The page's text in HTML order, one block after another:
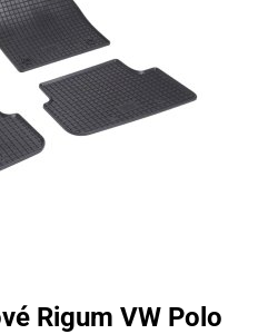
Rigum VW Polo